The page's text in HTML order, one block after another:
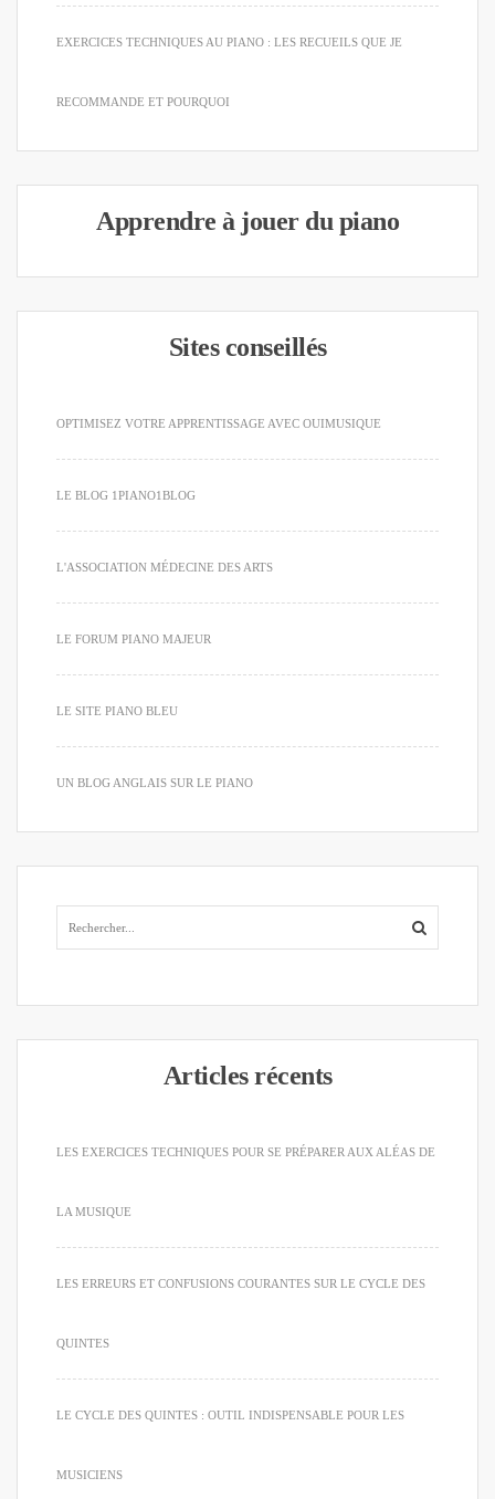
EXERCICES TECHNIQUES AU PIANO : LES RECUEILS QUE JE
RECOMMANDE ET POURQUOI
Apprendre à jouer du piano
Sites conseillés
OPTIMISEZ VOTRE APPRENTISSAGE AVEC OUIMUSIQUE
LE BLOG 1PIANO1BLOG
L'ASSOCIATION MÉDECINE DES ARTS
LE FORUM PIANO MAJEUR
LE SITE PIANO BLEU
UN BLOG ANGLAIS SUR LE PIANO
Articles récents
LES EXERCICES TECHNIQUES POUR SE PRÉPARER AUX ALÉAS DE
LA MUSIQUE
LES ERREURS ET CONFUSIONS COURANTES SUR LE CYCLE DES
QUINTES
LE CYCLE DES QUINTES : OUTIL INDISPENSABLE POUR LES
MUSICIENS